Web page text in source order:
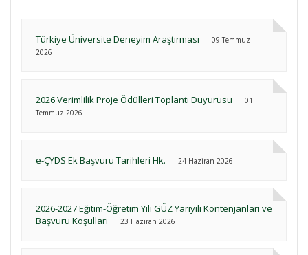
Türkiye Üniversite Deneyim Araştırması
09 Temmuz
2026
2026 Verimlilik Proje Ödülleri Toplantı Duyurusu
01
Temmuz 2026
e-ÇYDS Ek Başvuru Tarihleri Hk. 24 Haziran 2026
2026-2027 Eğitim-Öğretim Yılı GÜZ Yarıyılı Kontenjanları ve
Başvuru Koşulları
23 Haziran 2026